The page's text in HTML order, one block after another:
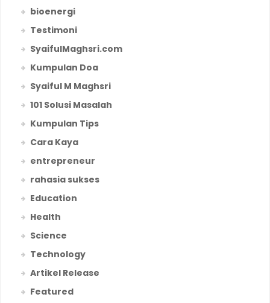
bioenergi
Testimoni
SyaifulMaghsri.com
Kumpulan Doa
Syaiful M Maghsri
101 Solusi Masalah
Kumpulan Tips
Cara Kaya
entrepreneur
rahasia sukses
Education
Health
Science
Technology
Artikel Release
Featured